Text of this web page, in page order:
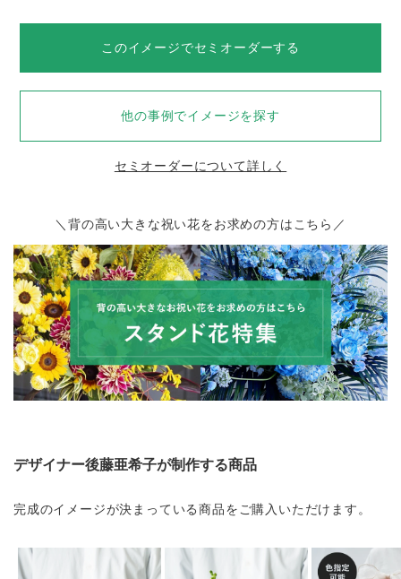
このイメージでセミオーダーする
他の事例でイメージを探す
セミオーダーについて詳しく
＼背の高い大きな祝い花をお求めの方はこちら／
デザイナー後藤亜希子が制作する商品
完成のイメージが決まっている商品をご購入いただけます。